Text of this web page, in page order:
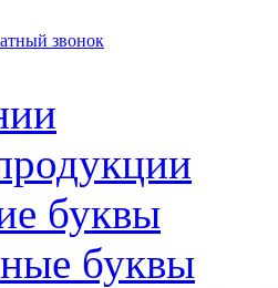
звонок
буквы
буквы